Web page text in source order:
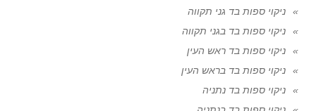
ניקוי ספות בד גני תקווה
ניקוי ספות בד בגני תקווה
ניקוי ספות בד ראש העין
ניקוי ספות בד בראש העין
ניקוי ספות בד נתניה